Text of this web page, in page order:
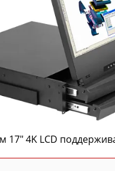
17″ 4K LCD